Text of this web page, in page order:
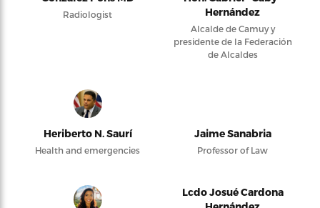
Radiologist
Hernández
Alcalde de Camuy y
presidente de la Federación
de Alcaldes
Heriberto N. Saurí
Health and emergencies
Jaime Sanabria
Professor of Law
Lcdo Josué Cardona